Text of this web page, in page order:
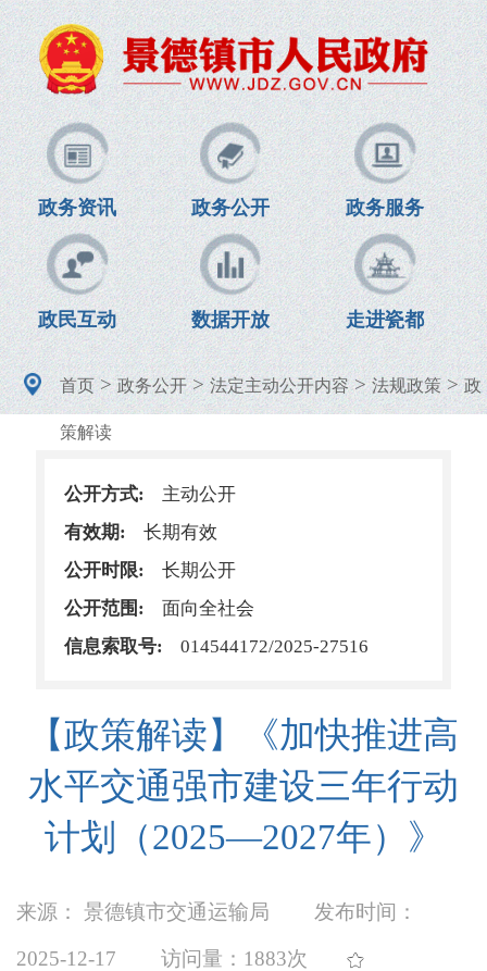
政务资讯 政务公开 政务服务
政民互动 数据开放 走进瓷都
首页>政务公开>法定主动公开内容>法规政策>政
策解读
公开方式:
主动公开
有效期:
长期有效
公开时限:
长期公开
公开范围:
面向全社会
信息索取号:
014544172/2025-27516
【政策解读】《加快推进高
水平交通强市建设三年行动
计划（2025—2027年）》
来源： 景德镇市交通运输局 发布时间：
2025-12-17 访问量： 1883次